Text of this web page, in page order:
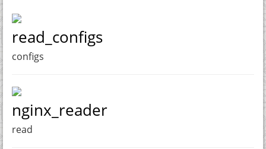
read_configs
configs
nginx_reader
read